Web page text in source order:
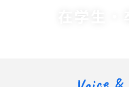
在学生